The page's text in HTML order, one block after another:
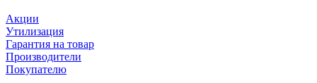
Акции
Утилизация
Гарантия на товар
Производители
Покупателю